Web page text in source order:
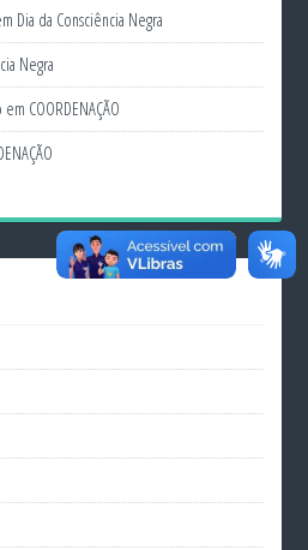
Dia da Consciência Negra
Negra
em COORDENAÇÃO